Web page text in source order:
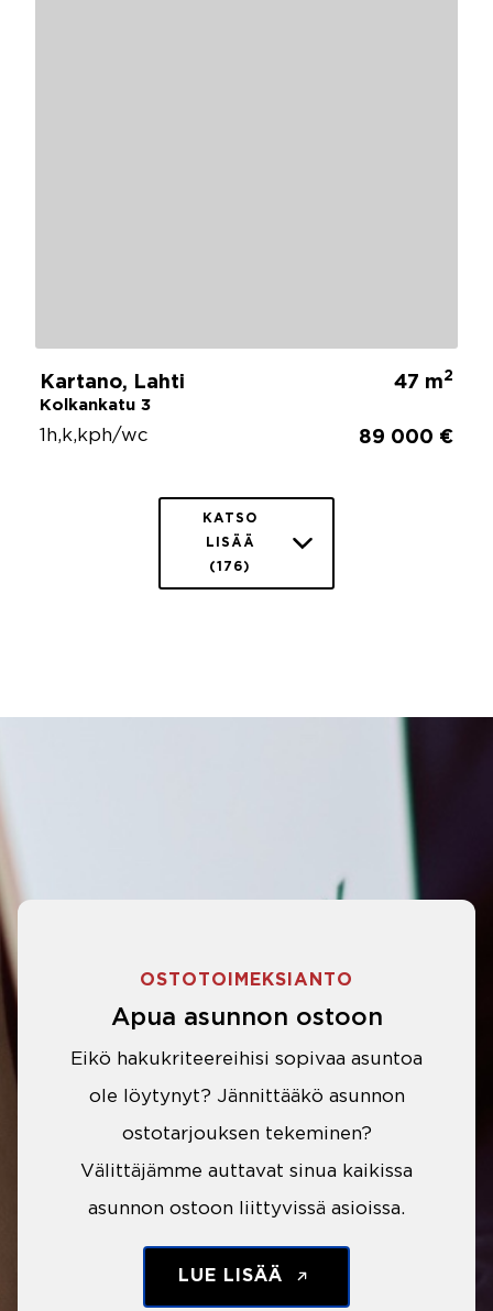
Kartano, Lahti
Kolkankatu 3
47 m2
1h,k,kph/wc 89 000 €
KATSO
LISÄÄ
(176)
OSTOTOIMEKSIANTO
Apua asunnon ostoon
Eikö hakukriteereihisi sopivaa asuntoa
ole löytynyt? Jännittääkö asunnon
ostotarjouksen tekeminen?
Välittäjämme auttavat sinua kaikissa
asunnon ostoon liittyvissä asioissa.
LUE LISÄÄ